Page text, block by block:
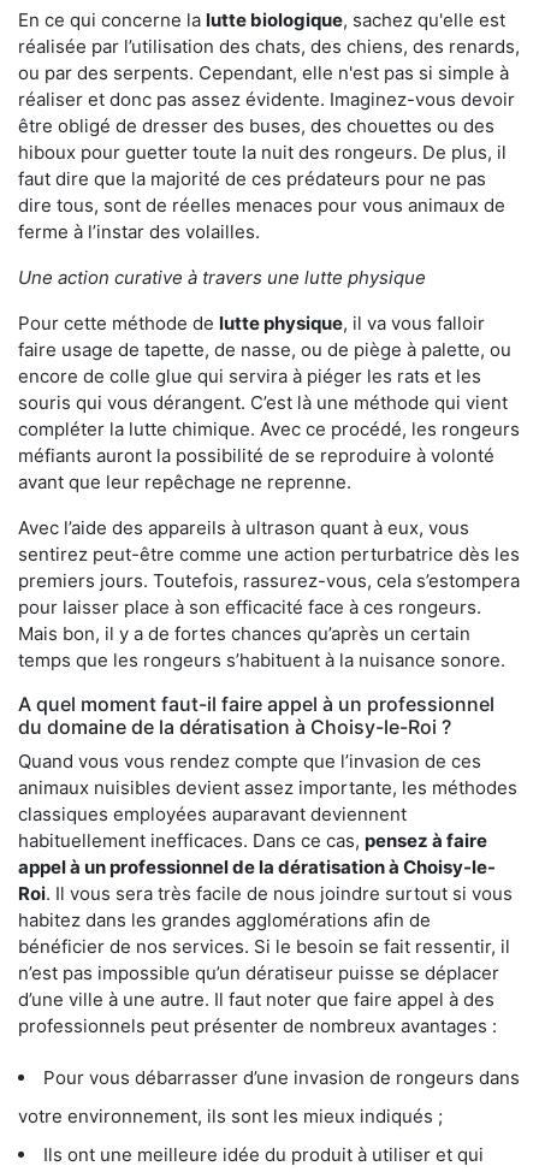
En ce qui concerne la lutte biologique, sachez qu'elle est
réalisée par l’utilisation des chats, des chiens, des renards,
ou par des serpents. Cependant, elle n'est pas si simple à
réaliser et donc pas assez évidente. Imaginez-vous devoir
être obligé de dresser des buses, des chouettes ou des
hiboux pour guetter toute la nuit des rongeurs. De plus, il
faut dire que la majorité de ces prédateurs pour ne pas
dire tous, sont de réelles menaces pour vous animaux de
ferme à l’instar des volailles.
Une action curative à travers une lutte physique
Pour cette méthode de lutte physique, il va vous falloir
faire usage de tapette, de nasse, ou de piège à palette, ou
encore de colle glue qui servira à piéger les rats et les
souris qui vous dérangent. C’est là une méthode qui vient
compléter la lutte chimique. Avec ce procédé, les rongeurs
méfiants auront la possibilité de se reproduire à volonté
avant que leur repêchage ne reprenne.
Avec l’aide des appareils à ultrason quant à eux, vous
sentirez peut-être comme une action perturbatrice dès les
premiers jours. Toutefois, rassurez-vous, cela s’estompera
pour laisser place à son efficacité face à ces rongeurs.
Mais bon, il y a de fortes chances qu’après un certain
temps que les rongeurs s’habituent à la nuisance sonore.
A quel moment faut-il faire appel à un professionnel
du domaine de la dératisation à Choisy-le-Roi ?
Quand vous vous rendez compte que l’invasion de ces
animaux nuisibles devient assez importante, les méthodes
classiques employées auparavant deviennent
habituellement inefficaces. Dans ce cas, pensez à faire
appel à un professionnel de la dératisation à Choisy-le-
Roi. Il vous sera très facile de nous joindre surtout si vous
habitez dans les grandes agglomérations afin de
bénéficier de nos services. Si le besoin se fait ressentir, il
n’est pas impossible qu’un dératiseur puisse se déplacer
d’une ville à une autre. Il faut noter que faire appel à des
professionnels peut présenter de nombreux avantages :
Pour vous débarrasser d’une invasion de rongeurs dans
votre environnement, ils sont les mieux indiqués ;
Ils ont une meilleure idée du produit à utiliser et qui